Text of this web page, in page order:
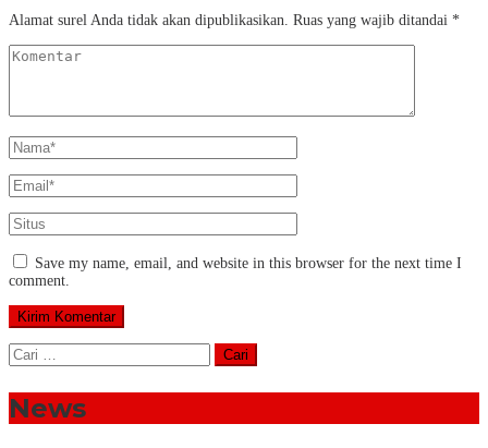
Alamat surel Anda tidak akan dipublikasikan. Ruas yang wajib ditandai *
Save my name, email, and website in this browser for the next time I
comment.
Cari
untuk:
News